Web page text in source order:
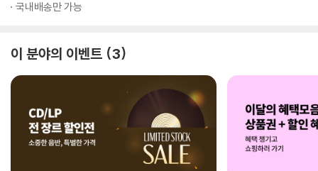
국내배송만 가능
이 분야의 이벤트 3